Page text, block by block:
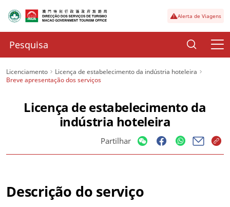
Alerta de Viagens
Licenciamento
Licença de estabelecimento da indústria hoteleira
Breve apresentação dos serviços
Licença de estabelecimento da
indústria hoteleira
Partilhar
Descrição do serviço